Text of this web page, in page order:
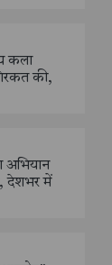
कला
की,
अभियान
देशभर में